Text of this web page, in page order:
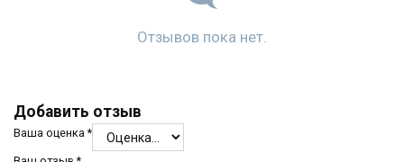
Отзывов пока нет.
Добавить отзыв
Ваша оценка*